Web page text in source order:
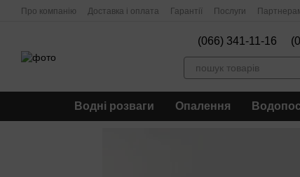
Перейти до основного контенту
Про компанію Доставка і оплата Гарантії Послуги
(066) 341-11-16
Водні розваги Опалення